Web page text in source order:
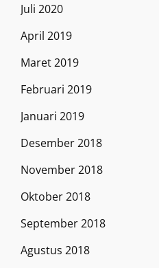
Juli 2020
April 2019
Maret 2019
Februari 2019
Januari 2019
Desember 2018
November 2018
Oktober 2018
September 2018
Agustus 2018